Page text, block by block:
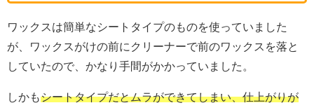
ワックスは簡単なシートタイプのものを使っていました
が、ワックスがけの前にクリーナーで前のワックスを落と
していたので、かなり手間がかかっていました。
しかもシートタイプだとムラができてしまい、仕上がりが